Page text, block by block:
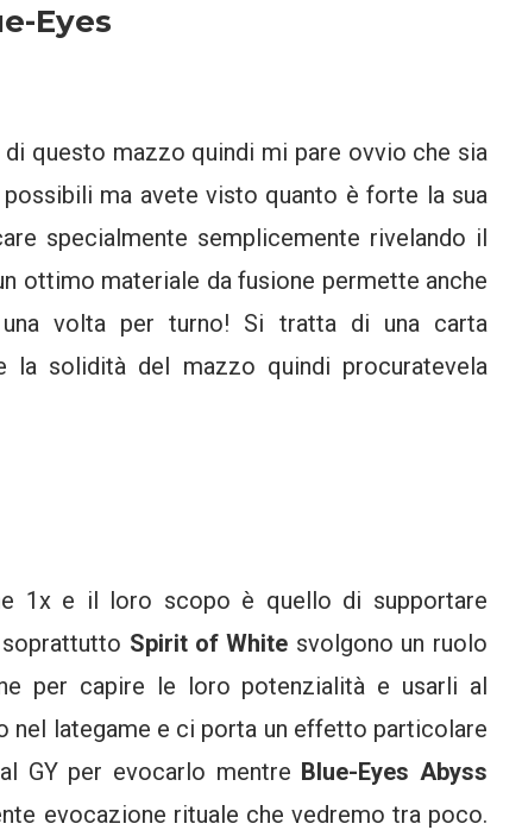
Eyes
questo mazzo quindi mi pare ovvio che sia
possibili ma avete visto quanto è forte la sua
specialmente semplicemente rivelando il
ottimo materiale da fusione permette anche
una volta per turno! Si tratta di una carta
la solidità del mazzo quindi procuratevela
1x e il loro scopo è quello di supportare
Spirit of White svolgono un ruolo
per capire le loro potenzialità e usarli al
nel lategame e ci porta un effetto particolare
GY per evocarlo mentre Blue-Eyes Abyss
evocazione rituale che vedremo tra poco.